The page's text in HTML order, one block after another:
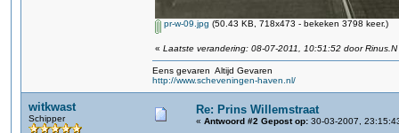
pr-w-09.jpg (50.43 KB, 718x473 - bekeken 3798 keer.)
« Laatste verandering: 08-07-2011, 10:51:52 door Rinus.N
Eens gevaren Altijd Gevaren
http://www.scheveningen-haven.nl/
witkwast
Schipper
Re: Prins Willemstraat
« Antwoord #2 Gepost op: 30-03-2007,